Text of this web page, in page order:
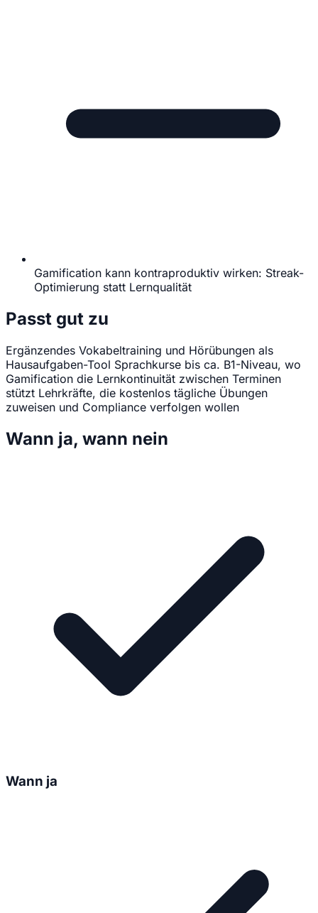
Gamification kann kontraproduktiv wirken: Streak-
Optimierung statt Lernqualität
Passt gut zu
Ergänzendes Vokabeltraining und Hörübungen als
Hausaufgaben-Tool Sprachkurse bis ca. B1-Niveau, wo
Gamification die Lernkontinuität zwischen Terminen
stützt Lehrkräfte, die kostenlos tägliche Übungen
zuweisen und Compliance verfolgen wollen
Wann ja, wann nein
Wann ja